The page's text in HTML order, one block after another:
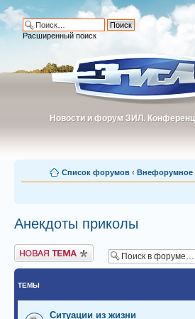
Новости и форум ЗИЛ.
Новости и форум ЗИЛ.
Расширенный поиск
Список форумов ‹ Внефорумное
Анекдоты приколы
Новая тема
ТЕМЫ
Ситуации из жизни